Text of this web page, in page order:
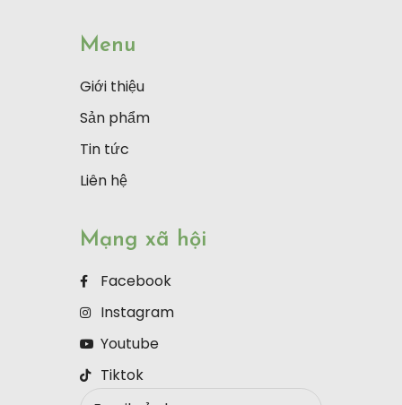
Menu
Giới thiệu
Sản phẩm
Tin tức
Liên hệ
Mạng xã hội
Facebook
Instagram
Youtube
Tiktok